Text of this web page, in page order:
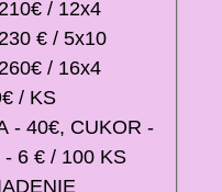
/ 12x4
€ / 5x10
/ 16x4
/ KS
- 40€, CUKOR -
6 € / 100 KS